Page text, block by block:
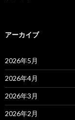
アーカイブ
2026年5月
2026年4月
2026年3月
2026年2月